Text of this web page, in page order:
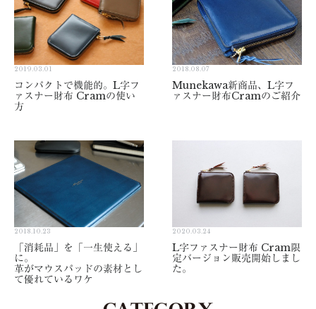
2019.03.01
コンパクトで機能的。L字フ
ァスナー財布 Cramの使い
方
2018.08.07
Munekawa新商品、L字フ
ァスナー財布Cramのご紹介
2018.10.23
「消耗品」を「一生使える」
に。
革がマウスパッドの素材とし
て優れているワケ
2020.03.24
L字ファスナー財布 Cram限
定バージョン販売開始しまし
た。